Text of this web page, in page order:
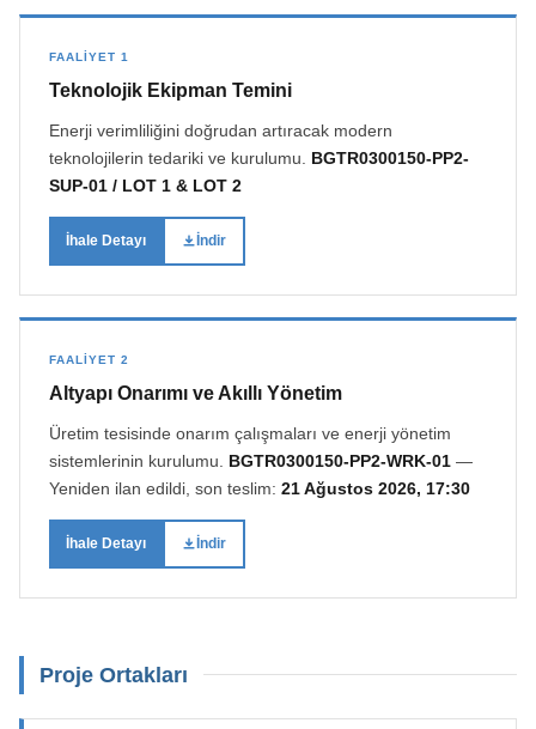
FAALIYET 1
Teknolojik Ekipman Temini
Enerji verimliliğini doğrudan artıracak modern
teknolojilerin tedariki ve kurulumu. BGTR0300150-PP2-
SUP-01 / LOT 1 & LOT 2
İhale Detayı İndir
FAALIYET 2
Altyapı Onarımı ve Akıllı Yönetim
Üretim tesisinde onarım çalışmaları ve enerji yönetim
sistemlerinin kurulumu. BGTR0300150-PP2-WRK-01 —
Yeniden ilan edildi, son teslim: 21 Ağustos 2026, 17:30
İhale Detayı İndir
Proje Ortakları